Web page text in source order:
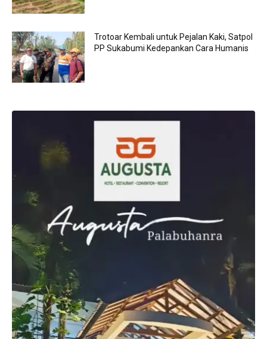
Trotoar Kembali untuk Pejalan Kaki, Satpol
PP Sukabumi Kedepankan Cara Humanis